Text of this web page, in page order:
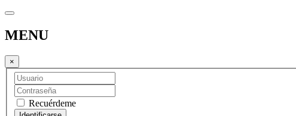
MENU
×
Recuérdeme